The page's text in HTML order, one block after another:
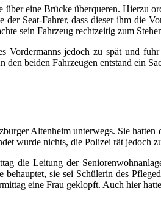
eine Brücke überqueren.
Seat-Fahrer, dass dieser ihm die
sein Fahrzeug rechtzeitig zum
Vordermanns jedoch zu spät und
beiden Fahrzeugen entstand ein
Altenheim unterwegs. Sie
wurde nichts, die Polizei rät jedoch
die Leitung der
sie sei Schülerin des
eine Frau geklopft. Auch hier